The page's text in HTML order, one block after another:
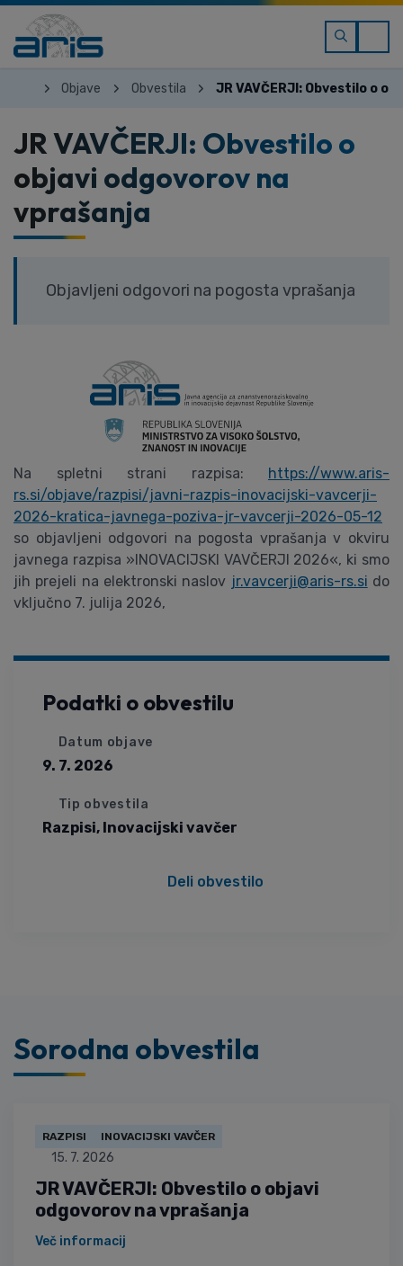
Objave Obvestila JR VAVČERJI: Obvestilo o
JR VAVČERJI: Obvestilo o
objavi odgovorov na
vprašanja
Objavljeni odgovori na pogosta vprašanja
Na spletni strani razpisa:
https://www.aris-
rs.si/objave/razpisi/javni-razpis-inovacijski-vavcerji-
2026-kratica-javnega-poziva-jr-vavcerji-2026-05-12
so objavljeni odgovori na pogosta vprašanja v okviru
javnega razpisa »INOVACIJSKI VAVČERJI 2026«, ki smo
jih prejeli na elektronski naslov jr.vavcerji@aris-rs.si do
vključno 7. julija 2026,
Podatki o obvestilu
Datum objave
9. 7. 2026
Tip obvestila
Razpisi, Inovacijski vavčer
Deli obvestilo
Sorodna obvestila
RAZPISI INOVACIJSKI VAVČER
15. 7. 2026
JR VAVČERJI: Obvestilo o objavi
odgovorov na vprašanja
Več informacij